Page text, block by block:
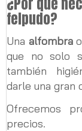
felpudo?
Una alfombrao
que no solo
también
darle una gran
Ofrecemos
precios.